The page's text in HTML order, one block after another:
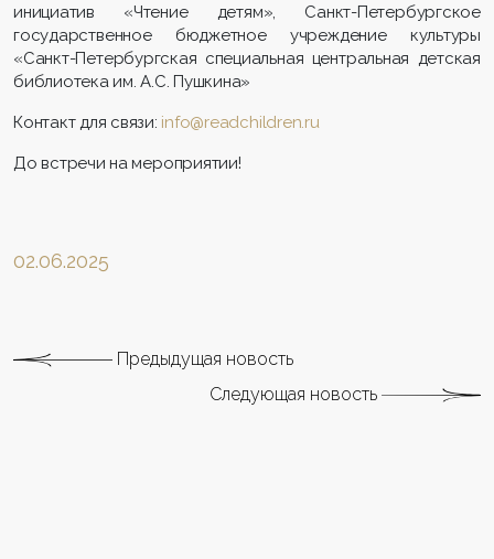
инициатив «Чтение детям», Санкт-Петербургское
государственное бюджетное учреждение культуры
«Санкт-Петербургская специальная центральная детская
библиотека им. А.С. Пушкина»
Контакт для связи: info@readchildren.ru
До встречи на мероприятии!
02.06.2025
Предыдущая новость
Следующая новость